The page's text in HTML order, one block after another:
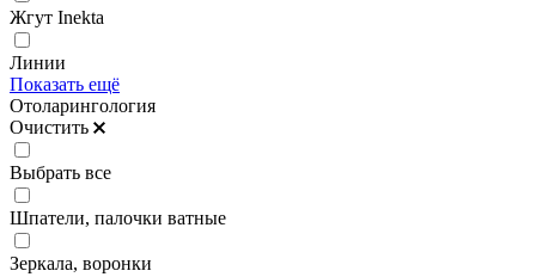
Жгут Inekta
Линии
Показать ещё
Отоларингология
Очистить
Выбрать все
Шпатели, палочки ватные
Зеркала, воронки